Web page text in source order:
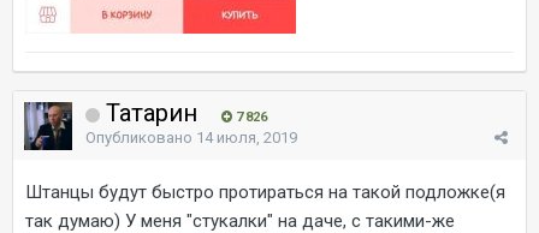
Татарин 7 826
Опубликовано 14 июля, 2019
Штанцы будут быстро протираться на такой подложке(я
так думаю) У меня "стукалки" на даче, с такими-же